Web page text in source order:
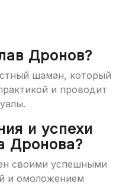
Дронов?
шаман, который
и проводит
и успехи
Дронова?
своими успешными
и омоложением